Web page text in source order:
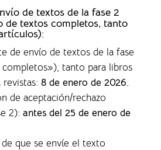
de textos de la fase 2
de textos completos, tanto
:
de envío de textos de la fase
tanto para libros
: 8 de enero de 2026.
de aceptación/rechazo
2): antes del 25 de enero de
de que se envíe el texto